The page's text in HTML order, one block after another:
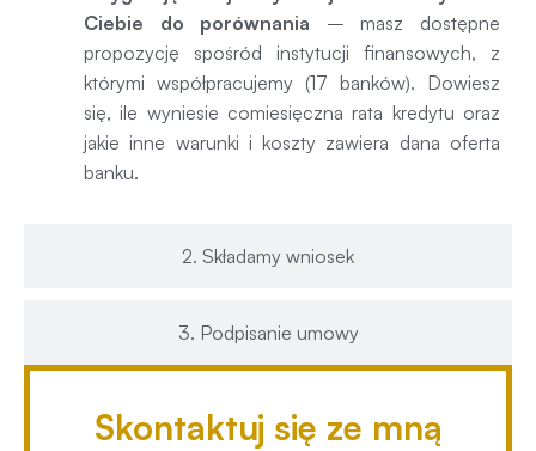
2. Składamy wniosek
3. Podpisanie umowy
Ciebie do porównania – masz dostępne
propozycję spośród instytucji finansowych, z
którymi współpracujemy (17 banków). Dowiesz
się, ile wyniesie comiesięczna rata kredytu oraz
jakie inne warunki i koszty zawiera dana oferta
banku.
Skontaktuj się ze mną